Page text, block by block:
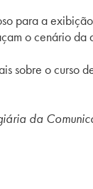
para a
o cenário
sobre o curso
da